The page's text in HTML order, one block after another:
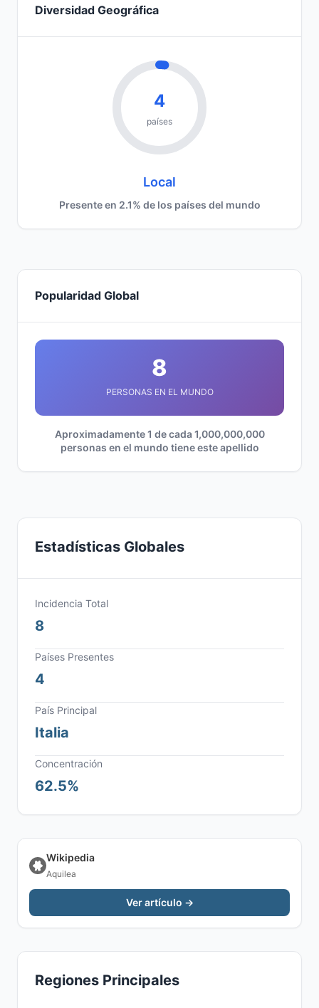
Diversidad Geográfica
4
países
Local
Presente en 2.1% de los países del mundo
Popularidad Global
8
PERSONAS EN EL MUNDO
Aproximadamente 1 de cada 1,000,000,000
personas en el mundo tiene este apellido
Estadísticas Globales
Incidencia Total
8
Países Presentes
4
País Principal
Italia
Concentración
62.5%
Wikipedia
Aquilea
Ver artículo →
Regiones Principales